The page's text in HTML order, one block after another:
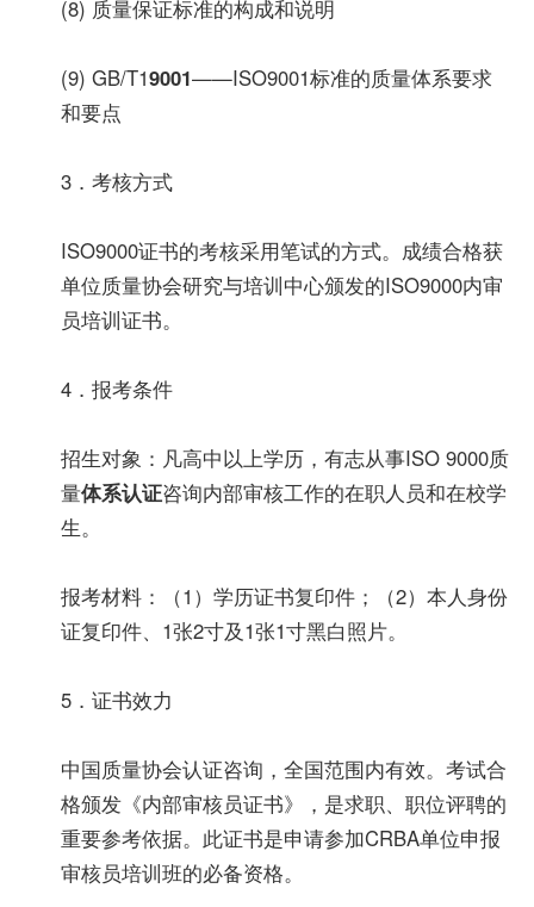
(8) 质量保证标准的构成和说明
(9) GB/T19001——ISO9001标准的质量体系要求
和要点
3．考核方式
ISO9000证书的考核采用笔试的方式。成绩合格获
单位质量协会研究与培训中心颁发的ISO9000内审
员培训证书。
4．报考条件
招生对象：凡高中以上学历，有志从事ISO 9000质
量体系认证咨询内部审核工作的在职人员和在校学
生。
报考材料：（1）学历证书复印件；（2）本人身份
证复印件、1张2寸及1张1寸黑白照片。
5．证书效力
中国质量协会认证咨询，全国范围内有效。考试合
格颁发《内部审核员证书》，是求职、职位评聘的
重要参考依据。此证书是申请参加CRBA单位申报
审核员培训班的必备资格。